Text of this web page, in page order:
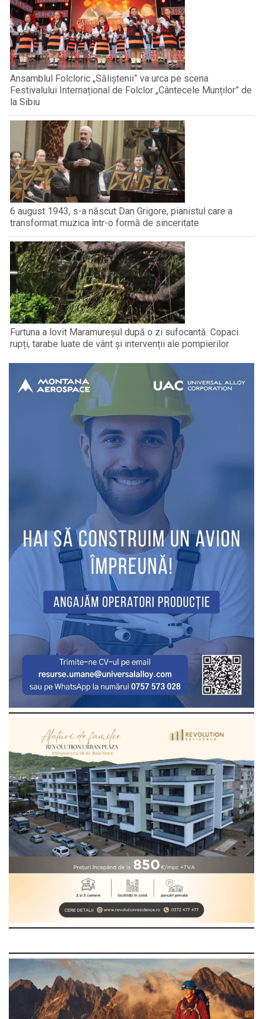
Ansamblul Folcloric „Săliștenii” va urca pe scena
Festivalului Internațional de Folclor „Cântecele Munților” de
la Sibiu
6 august 1943, s-a născut Dan Grigore, pianistul care a
transformat muzica într-o formă de sinceritate
Furtuna a lovit Maramureșul după o zi sufocantă. Copaci
rupți, tarabe luate de vânt și intervenții ale pompierilor